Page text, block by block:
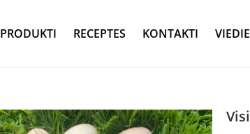
PRODUKTI RECEPTES KONTAKTI